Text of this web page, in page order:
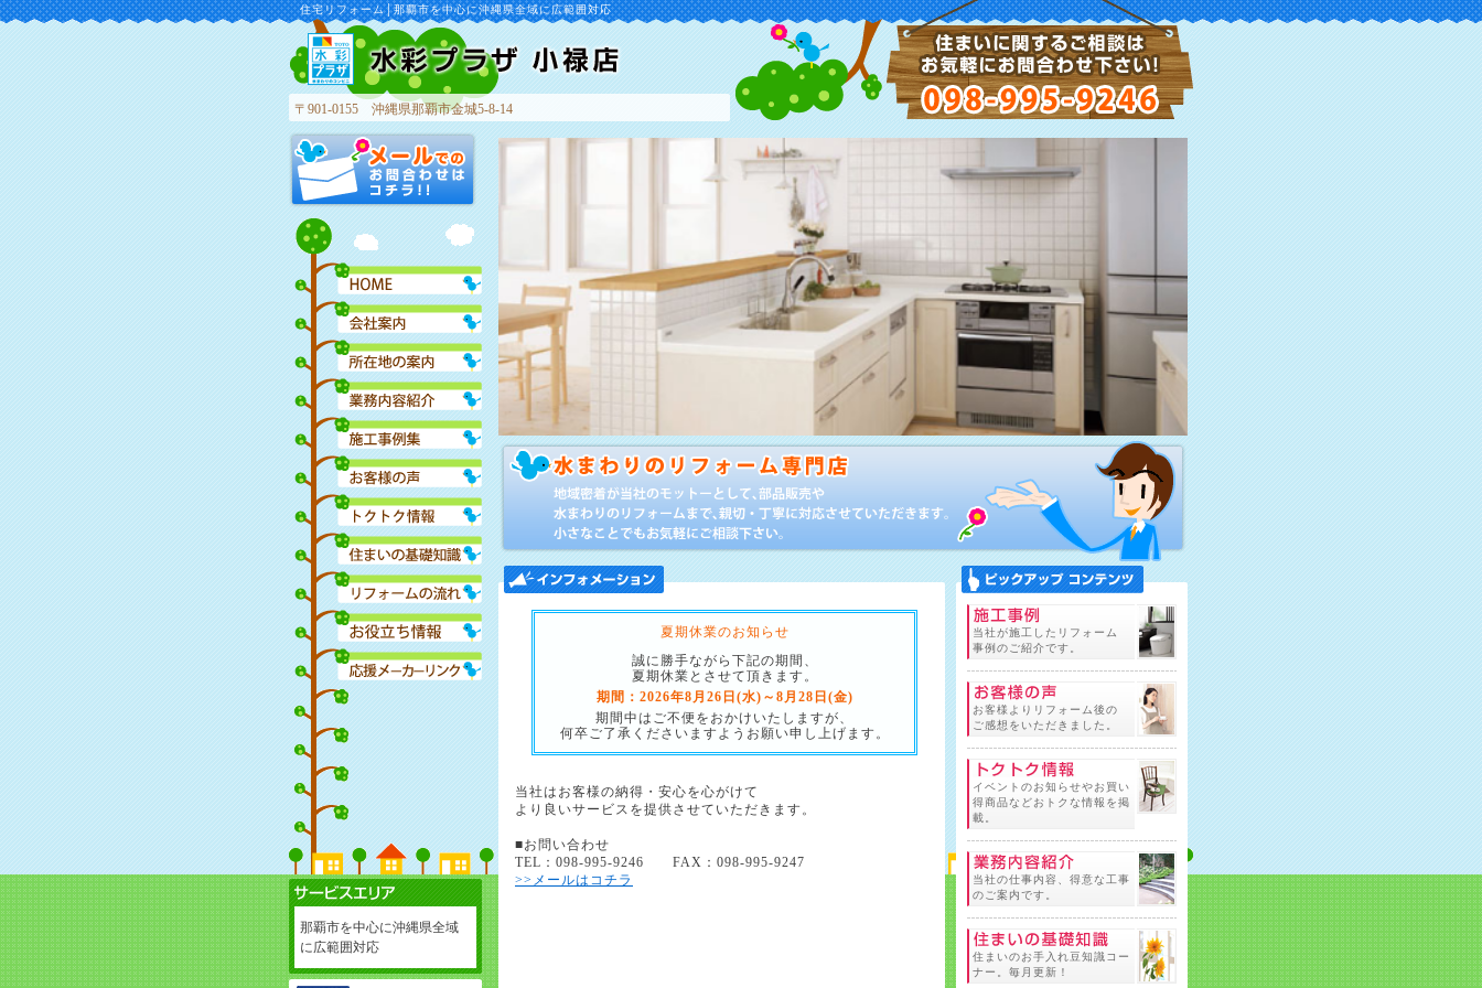
住宅リフォーム│那覇市を中心に沖縄県全域に広範囲対応
水彩プラザ 小禄店
〒901-0155 沖縄県那覇市金城5-8-14
夏期休業のお知らせ
誠に勝手ながら下記の期間、
夏期休業とさせて頂きます。
期間：2026年8月26日(水)～8月28日(金)
期間中はご不便をおかけいたしますが、
何卒ご了承くださいますようお願い申し上げます。
当社はお客様の納得・安心を心がけて
より良いサービスを提供させていただきます。
■お問い合わせ
TEL：098-995-9246 FAX：098-995-9247
>>メールはコチラ
当社が施工したリフォーム
事例のご紹介です。
お客様よりリフォーム後の
ご感想をいただきました。
イベントのお知らせやお買い
得商品などおトクな情報を掲
載。
当社の仕事内容、得意な工事
のご案内です。
住まいのお手入れ豆知識コー
ナー。毎月更新！
那覇市を中心に沖縄県全域
に広範囲対応